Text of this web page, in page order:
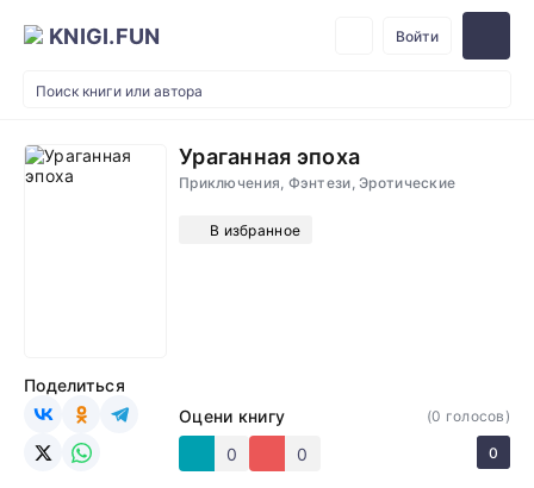
KNIGI.FUN Войти
Ураганная эпоха
Приключения, Фэнтези, Эротические
В избранное
Оцени книгу
0
0
(0 голосов)
0
Поделиться